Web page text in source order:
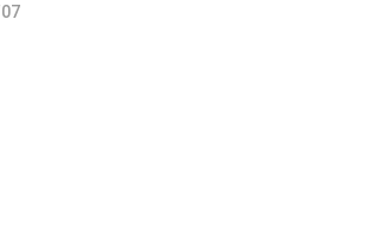
сарын 13-наас оюутнуудыг дотуур